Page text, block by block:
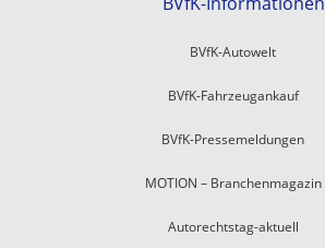
BVfK-Autowelt
BVfK-Fahrzeugankauf
BVfK-Pressemeldungen
MOTION – Branchenmagazin
Autorechtstag-aktuell